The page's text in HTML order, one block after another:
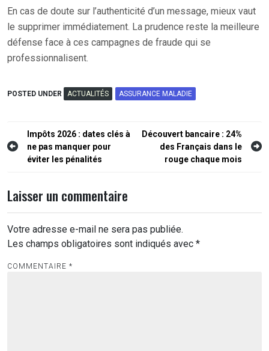
En cas de doute sur l’authenticité d’un message, mieux vaut
le supprimer immédiatement. La prudence reste la meilleure
défense face à ces campagnes de fraude qui se
professionnalisent.
POSTED UNDER ACTUALITÉS ASSURANCE MALADIE
Navigation
de
Impôts 2026 : dates clés à
ne pas manquer pour
éviter les pénalités
Découvert bancaire : 24%
des Français dans le
rouge chaque mois
Laisser un commentaire
Votre adresse e-mail ne sera pas publiée.
Les champs obligatoires sont indiqués avec *
COMMENTAIRE *